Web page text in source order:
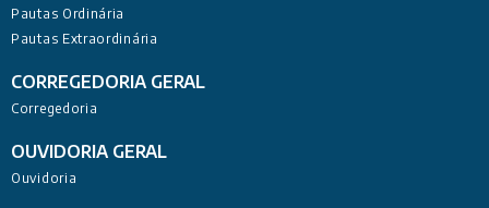
Pautas Ordinária
Pautas Extraordinária
CORREGEDORIA GERAL
Corregedoria
OUVIDORIA GERAL
Ouvidoria